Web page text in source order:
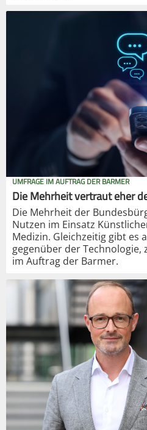
UMFRAGE IM AUFTRAG DER BARMER
Die Mehrheit vertraut eher
Die Mehrheit der
Nutzen im Einsatz
Medizin. Gleichzeitig gibt es
gegenüber der Technologie,
im Auftrag der Barmer.